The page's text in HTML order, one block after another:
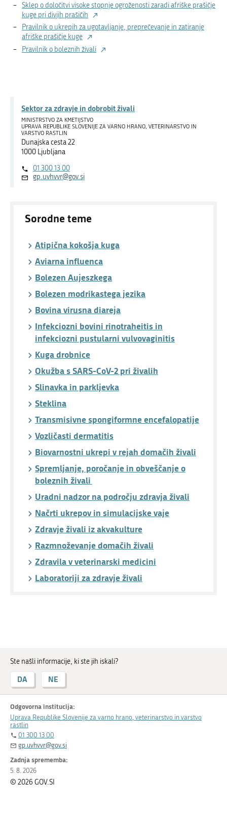
Sklep o določitvi visoke stopnje ogroženosti zaradi afriške prašičje
kuge pri divjih prašičih
Pravilnik o ukrepih za ugotavljanje, preprečevanje in zatiranje
afriške prašičje kuge
Pravilnik o boleznih živali
Sektor za zdravje in dobrobit živali
MINISTRSTVO ZA KMETIJSTVO
UPRAVA REPUBLIKE SLOVENIJE ZA VARNO HRANO, VETERINARSTVO IN
VARSTVO RASTLIN
Dunajska cesta 22
1000 Ljubljana
01 300 13 00
gp.uvhvvr@gov.si
Sorodne teme
Atipična kokošja kuga
Aviarna influenca
Bolezen Aujeszkega
Bolezen modrikastega jezika
Bovina virusna diareja
Infekciozni bovini rinotraheitis in
infekciozni pustularni vulvovaginitis
Kuga drobnice
Okužba s SARS-CoV-2 pri živalih
Slinavka in parkljevka
Steklina
Transmisivne spongiformne encefalopatije
Vozličasti dermatitis
Biovarnostni ukrepi v rejah domačih živali
Spremljanje, poročanje in obveščanje o
boleznih živali
Uradni nadzor na področju zdravja živali
Načrti ukrepov in simulacijske vaje
Zdravje živali iz akvakulture
Razmnoževanje domačih živali
Zdravila v veterinarski medicini
Laboratoriji za zdravje živali
Ste našli informacije, ki ste jih iskali?
DA NE
Odgovorna institucija:
Uprava Republike Slovenije za varno hrano, veterinarstvo in varstvo
rastlin
01 300 13 00
gp.uvhvvr@gov.si
Zadnja sprememba:
5. 8. 2026
© 2026 GOV.SI